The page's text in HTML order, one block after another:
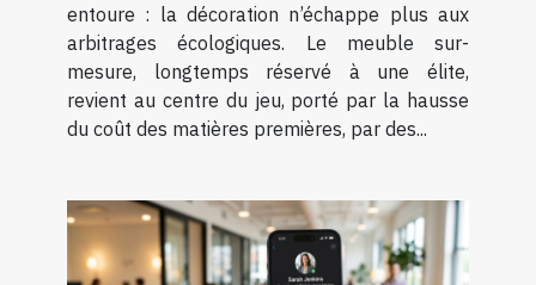
entoure : la décoration n’échappe plus aux
arbitrages écologiques. Le meuble sur-
mesure, longtemps réservé à une élite,
revient au centre du jeu, porté par la hausse
du coût des matières premières, par des...